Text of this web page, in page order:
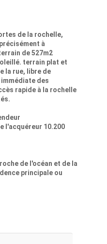
à
de 527m2
terrain plat et
la rue, libre de
des